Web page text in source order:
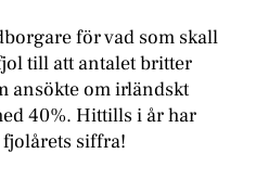
för vad som skall
till att antalet britter
ansökte om irländskt
40%. Hittills i år har
fjolårets siffra!